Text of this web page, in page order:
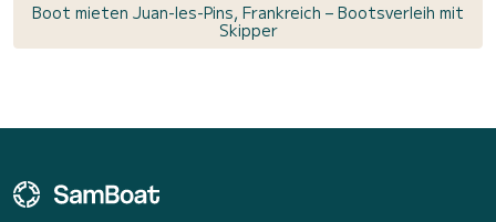
Boot mieten Juan-les-Pins, Frankreich – Bootsverleih mit
Skipper